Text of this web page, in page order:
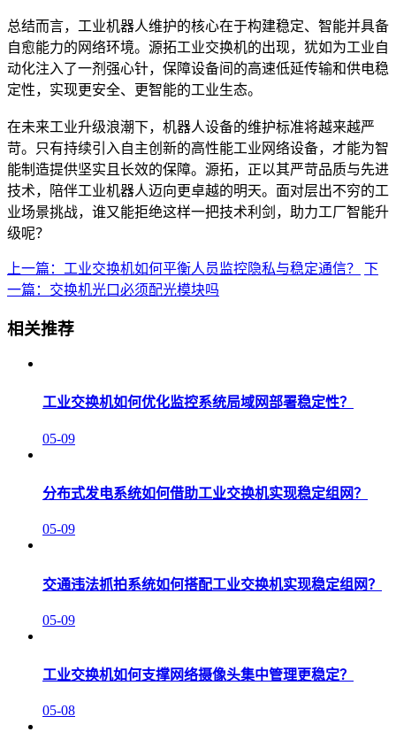
总结而言，工业机器人维护的核心在于构建稳定、智能并具备
自愈能力的网络环境。源拓工业交换机的出现，犹如为工业自
动化注入了一剂强心针，保障设备间的高速低延传输和供电稳
定性，实现更安全、更智能的工业生态。
在未来工业升级浪潮下，机器人设备的维护标准将越来越严
苛。只有持续引入自主创新的高性能工业网络设备，才能为智
能制造提供坚实且长效的保障。源拓，正以其严苛品质与先进
技术，陪伴工业机器人迈向更卓越的明天。面对层出不穷的工
业场景挑战，谁又能拒绝这样一把技术利剑，助力工厂智能升
级呢？
上一篇：工业交换机如何平衡人员监控隐私与稳定通信？
下
一篇：交换机光口必须配光模块吗
相关推荐
工业交换机如何优化监控系统局域网部署稳定性？
05-09
分布式发电系统如何借助工业交换机实现稳定组网？
05-09
交通违法抓拍系统如何搭配工业交换机实现稳定组网？
05-09
工业交换机如何支撑网络摄像头集中管理更稳定？
05-08